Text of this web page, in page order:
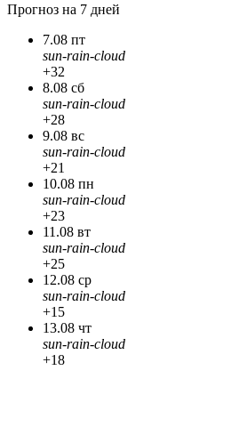
Прогноз на 7 дней
7.08 пт
sun-rain-cloud
+32
8.08 сб
sun-rain-cloud
+28
9.08 вс
sun-rain-cloud
+21
10.08 пн
sun-rain-cloud
+23
11.08 вт
sun-rain-cloud
+25
12.08 ср
sun-rain-cloud
+15
13.08 чт
sun-rain-cloud
+18